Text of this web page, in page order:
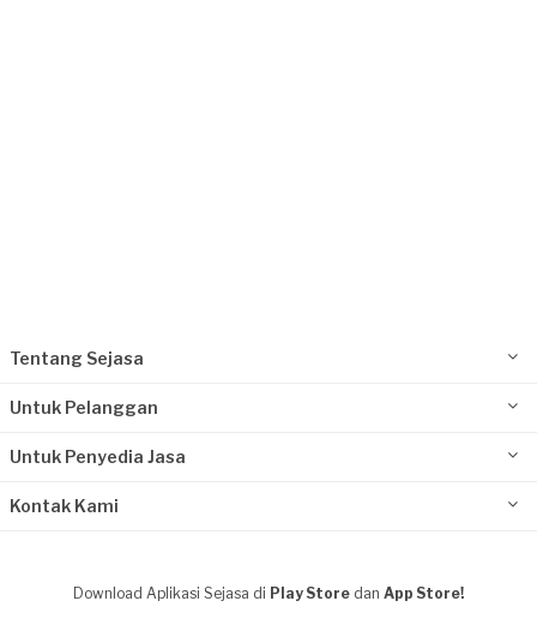
Tentang Sejasa
Untuk Pelanggan
Untuk Penyedia Jasa
Kontak Kami
Download Aplikasi Sejasa di Play Store dan App Store!